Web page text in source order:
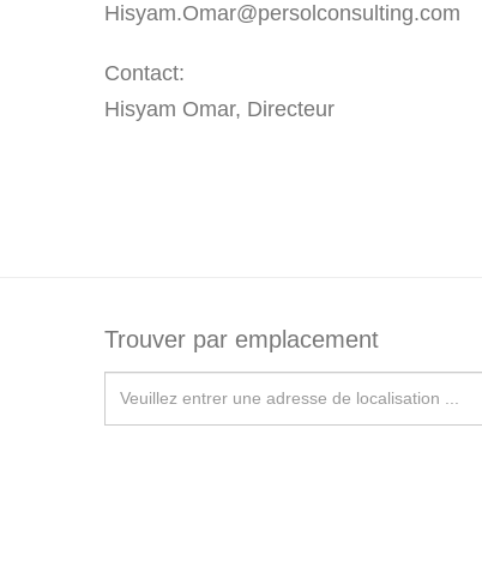
Hisyam.Omar@persolconsulting.com
Contact:
Hisyam Omar, Directeur
Trouver par emplacement